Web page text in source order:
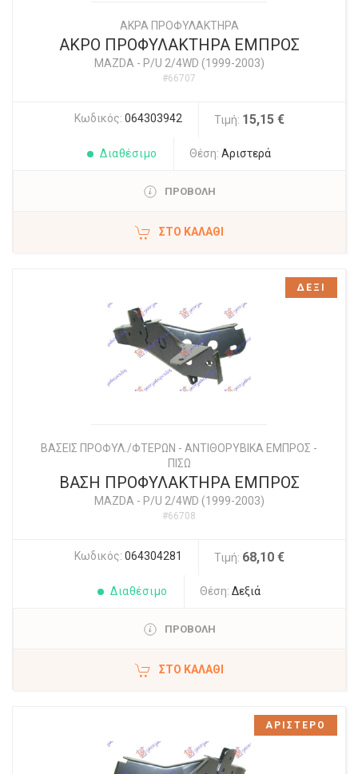
ΑΚΡΑ ΠΡΟΦΥΛΑΚΤΗΡΑ
ΑΚΡΟ ΠΡΟΦΥΛΑΚΤΗΡΑ ΕΜΠΡΟΣ
MAZDA- P/U 2/4WD (1999-2003)
#66707
Κωδικός: 064303942 Τιμή: 15,15 €
Διαθέσιμο Θέση: Αριστερά
ΠΡΟΒΟΛΗ
ΣΤΟ ΚΑΛΆΘΙ
ΒΑΣΕΙΣ ΠΡΟΦΥΛ./ΦΤΕΡΩΝ - ΑΝΤΙΘΟΡΥΒΙΚΑ ΕΜΠΡΟΣ -
ΠΙΣΩ
ΒΑΣΗ ΠΡΟΦΥΛΑΚΤΗΡΑ ΕΜΠΡΟΣ
MAZDA- P/U 2/4WD (1999-2003)
#66708
Κωδικός: 064304281 Τιμή: 68,10 €
Διαθέσιμο Θέση: Δεξιά
ΠΡΟΒΟΛΗ
ΣΤΟ ΚΑΛΆΘΙ
ΔΕΞΙ
ΑΡΙΣΤΕΡΟ